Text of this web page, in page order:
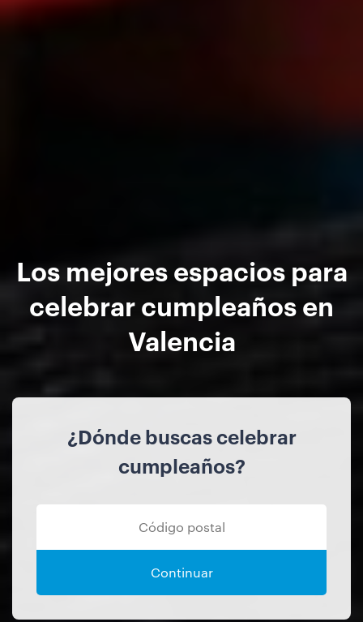
Los mejores espacios para
celebrar cumpleaños en
Valencia
¿Dónde buscas celebrar
cumpleaños?
Continuar